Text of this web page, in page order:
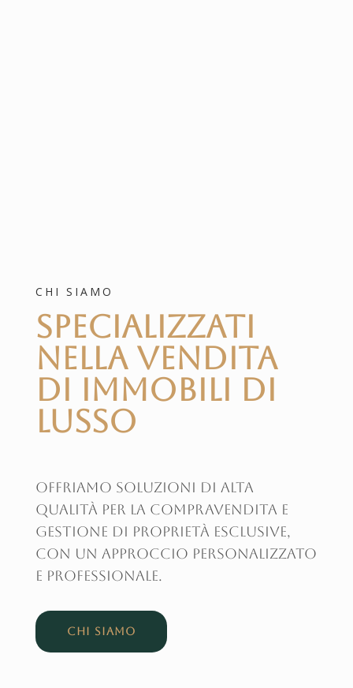
CHI SIAMO
Specializzati
nella Vendita
di Immobili di
Lusso
Offriamo soluzioni di alta
qualità per la compravendita e
gestione di proprietà esclusive,
con un approccio personalizzato
e professionale.
CHI SIAMO